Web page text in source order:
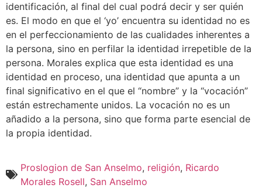
identificación, al final del cual podrá decir y ser quién
es. El modo en que el ‘yo’ encuentra su identidad no es
en el perfeccionamiento de las cualidades inherentes a
la persona, sino en perfilar la identidad irrepetible de la
persona. Morales explica que esta identidad es una
identidad en proceso, una identidad que apunta a un
final significativo en el que el “nombre” y la “vocación”
están estrechamente unidos. La vocación no es un
añadido a la persona, sino que forma parte esencial de
la propia identidad.
Proslogion de San Anselmo, religión, Ricardo
Morales Rosell, San Anselmo